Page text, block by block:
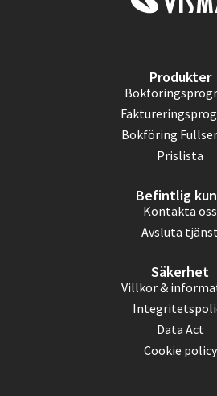
Produkter
Bokföring
Prislista
Befintlig
Kontakta oss
Avsluta
Säkerhet
Villkor &
Data Act
Cookie policy